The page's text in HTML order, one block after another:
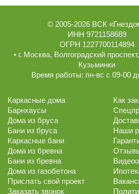
© 2005-2026 ВСК
ИНН 9721158689
ОГРН 1227700114894
• г. Москва, Волгоградский
Кузьминки
Время работы: пн-вс с 09-00
Каркасные дома
Барнхаусы
Дома из бруса
Бани из бруса
Каркасные бани
Дома из бревна
Бани из бревна
Дома из газобетона
Прислать свой проект
Заказать звонок
Как
Наши